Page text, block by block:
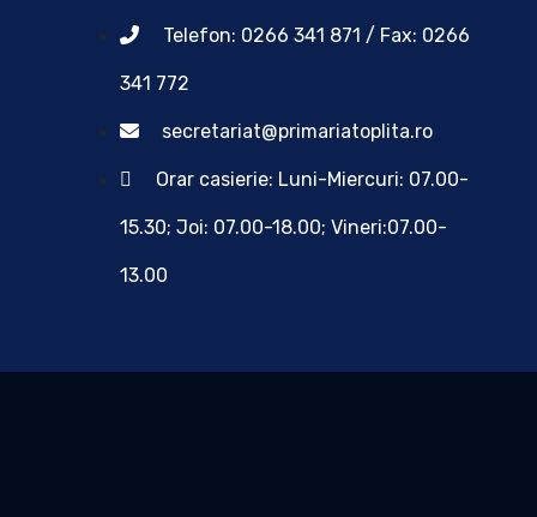
Telefon: 0266 341 871 / Fax: 0266
341 772
secretariat@primariatoplita.ro
Orar casierie: Luni-Miercuri: 07.00-
15.30; Joi: 07.00-18.00; Vineri:07.00-
13.00